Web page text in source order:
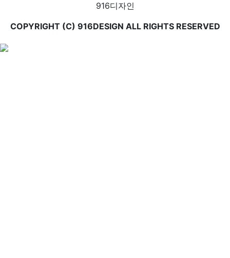
916디자인
COPYRIGHT (C) 916DESIGN ALL RIGHTS RESERVED